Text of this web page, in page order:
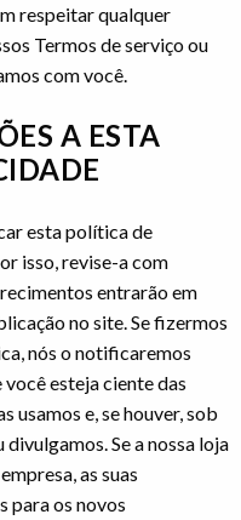
respeitar qualquer
Termos de serviço ou
com você.
A ESTA
esta política de
isso, revise-a com
entrarão em
no site. Se fizermos
nós o notificaremos
esteja ciente das
usamos e, se houver, sob
Se a nossa loja
as suas
para os novos